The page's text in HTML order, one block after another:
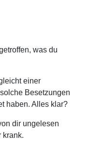
was du
einer
Besetzungen
haben. Alles klar?
dir ungelesen
krank.